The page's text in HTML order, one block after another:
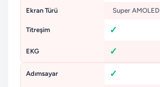
Ekran Türü Super AMOLED
Titreşim
EKG
Adımsayar